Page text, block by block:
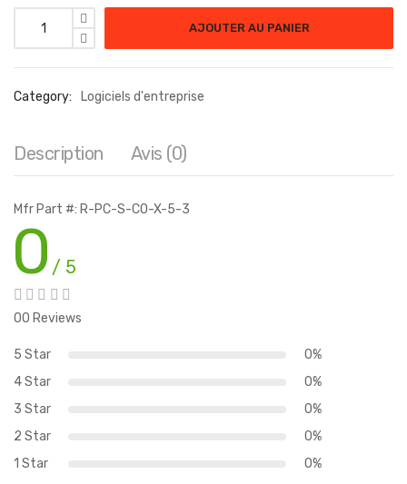
AJOUTER AU PANIER
Category: Logiciels d'entreprise
Description Avis (0)
Mfr Part #: R-PC-S-CO-X-5-3
0 / 5
00 Reviews
5 Star
0%
4 Star
0%
3 Star
0%
2 Star
0%
1 Star
0%